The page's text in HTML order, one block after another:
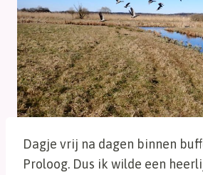
Dagje vrij na dagen binnen
Proloog. Dus ik wilde een